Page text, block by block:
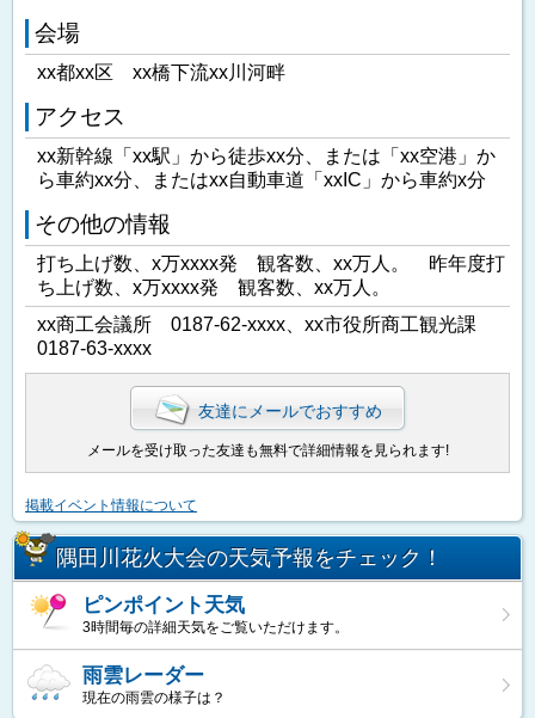
会場
xx都xx区 xx橋下流xx川河畔
アクセス
xx新幹線「xx駅」から徒歩xx分、または「xx空港」か
ら車約xx分、またはxx自動車道「xxIC」から車約x分
その他の情報
打ち上げ数、x万xxxx発 観客数、xx万人。 昨年度打
ち上げ数、x万xxxx発 観客数、xx万人。
xx商工会議所 0187-62-xxxx、xx市役所商工観光課
0187-63-xxxx
友達にメールでおすすめ
メールを受け取った友達も無料で詳細情報を見られます!
掲載イベント情報について
隅田川花火大会の天気予報をチェック！
ピンポイント天気
3時間毎の詳細天気をご覧いただけます。
雨雲レーダー
現在の雨雲の様子は？